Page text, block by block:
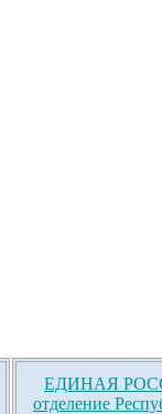
ЕДИНАЯ
отделение